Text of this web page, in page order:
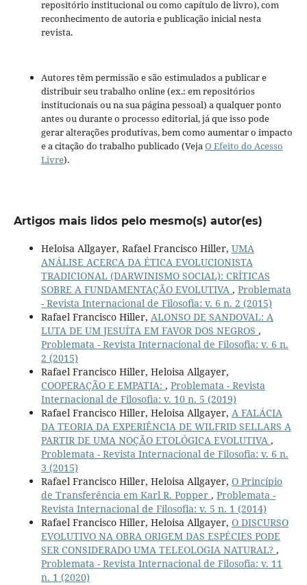
repositório institucional ou como capítulo de livro), com
reconhecimento de autoria e publicação inicial nesta
revista.
Autores têm permissão e são estimulados a publicar e
distribuir seu trabalho online (ex.: em repositórios
institucionais ou na sua página pessoal) a qualquer ponto
antes ou durante o processo editorial, já que isso pode
gerar alterações produtivas, bem como aumentar o impacto
e a citação do trabalho publicado (VejaO Efeito do Acesso
Livre).
Artigos mais lidos pelo mesmo(s) autor(es)
Heloisa Allgayer, Rafael Francisco Hiller, UMA
ANÁLISE ACERCA DA ÉTICA EVOLUCIONISTA
TRADICIONAL (DARWINISMO SOCIAL): CRÍTICAS
SOBRE A FUNDAMENTAÇÃO EVOLUTIVA , Problemata
- Revista Internacional de Filosofia: v. 6 n. 2 (2015)
Rafael Francisco Hiller, ALONSO DE SANDOVAL: A
LUTA DE UM JESUÍTA EM FAVOR DOS NEGROS ,
Problemata - Revista Internacional de Filosofia: v. 6 n.
2 (2015)
Rafael Francisco Hiller, Heloisa Allgayer,
COOPERAÇÃO E EMPATIA: , Problemata - Revista
Internacional de Filosofia: v. 10 n. 5 (2019)
Rafael Francisco Hiller, Heloisa Allgayer, A FALÁCIA
DA TEORIA DA EXPERIÊNCIA DE WILFRID SELLARS A
PARTIR DE UMA NOÇÃO ETOLÓGICA EVOLUTIVA ,
Problemata - Revista Internacional de Filosofia: v. 6 n.
3 (2015)
Rafael Francisco Hiller, Heloisa Allgayer, O Princípio
de Transferência em Karl R. Popper , Problemata -
Revista Internacional de Filosofia: v. 5 n. 1 (2014)
Rafael Francisco Hiller, Heloisa Allgayer, O DISCURSO
EVOLUTIVO NA OBRA ORIGEM DAS ESPÉCIES PODE
SER CONSIDERADO UMA TELEOLOGIA NATURAL? ,
Problemata - Revista Internacional de Filosofia: v. 11
n. 1 (2020)